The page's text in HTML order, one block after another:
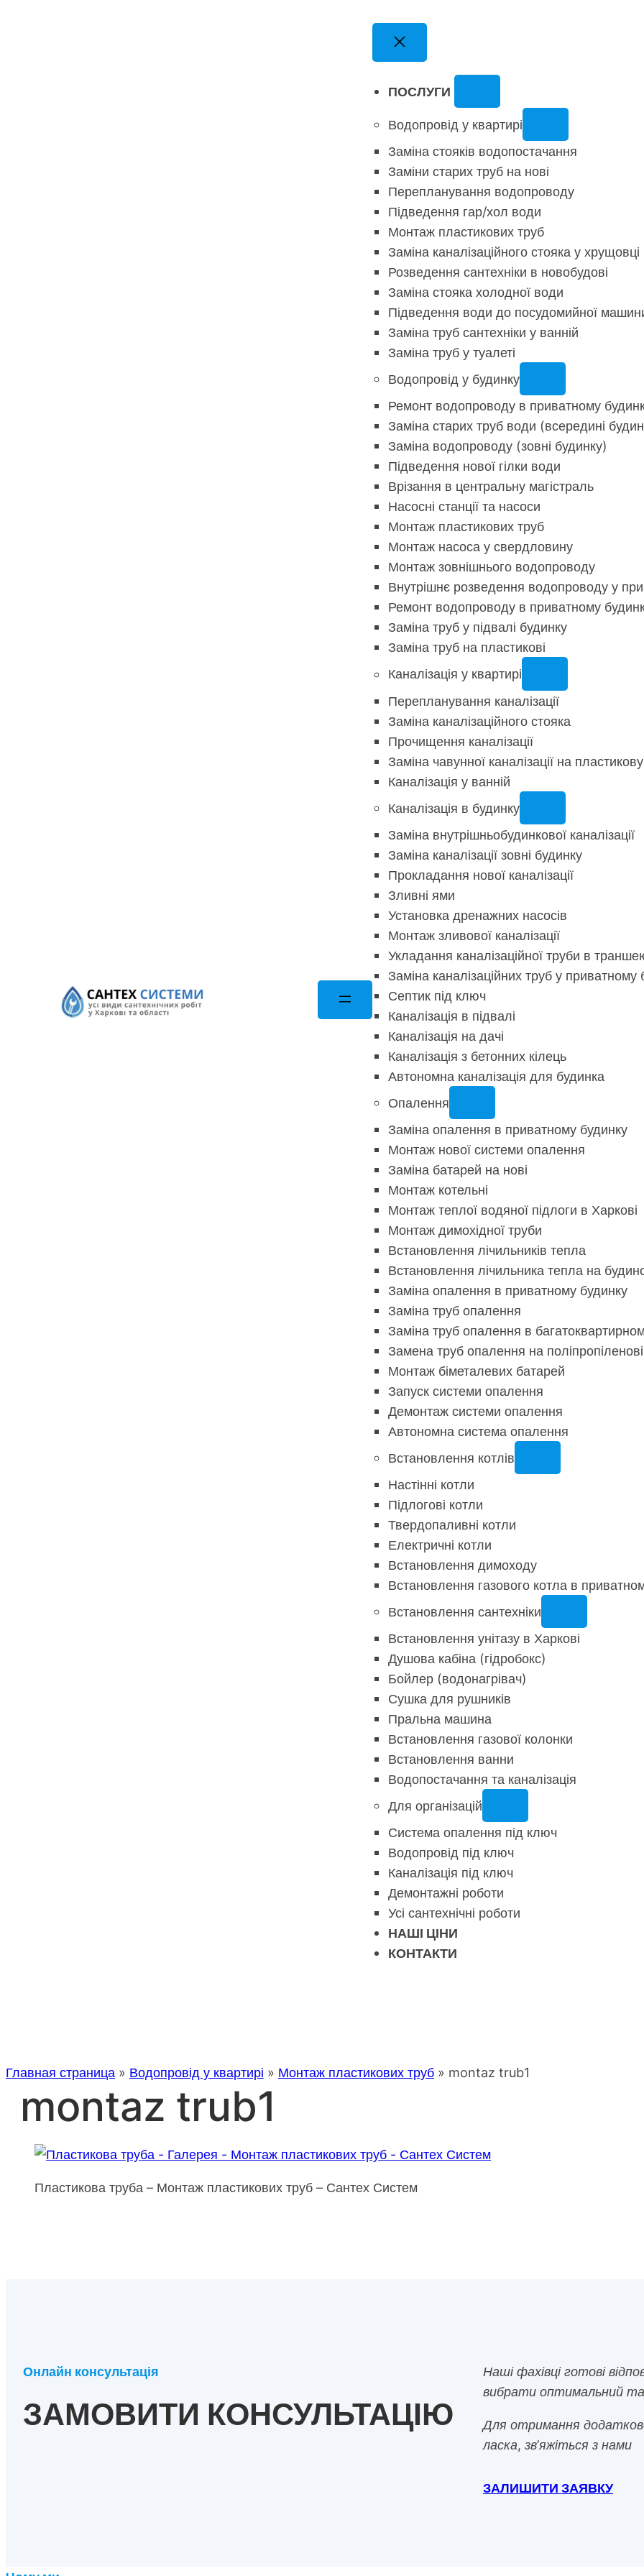
ПОСЛУГИ
Водопровід у квартирі
Заміна стояків водопостачання
Заміни старих труб на нові
Перепланування водопроводу
Підведення гар/хол води
Монтаж пластикових труб
Заміна каналізаційного стояка у хрущовці
Розведення сантехніки в новобудові
Заміна стояка холодної води
Підведення води до посудомийної
Заміна труб сантехніки у ванній
Заміна труб у туалеті
Водопровід у будинку
Ремонт водопроводу в приватному
Заміна старих труб води (всередині
Заміна водопроводу (зовні будинку)
Підведення нової гілки води
Врізання в центральну магістраль
Насосні станції та насоси
Монтаж пластикових труб
Монтаж насоса у свердловину
Монтаж зовнішнього водопроводу
Внутрішнє розведення водопроводу у
Ремонт водопроводу в приватному
Заміна труб у підвалі будинку
Заміна труб на пластикові
Каналізація у квартирі
Перепланування каналізації
Заміна каналізаційного стояка
Прочищення каналізації
Заміна чавунної каналізації на пластикову
Каналізація у ванній
Каналізація в будинку
Заміна внутрішньобудинкової каналізації
Заміна каналізації зовні будинку
Прокладання нової каналізації
Зливні ями
Установка дренажних насосів
Монтаж зливової каналізації
Укладання каналізаційної труби в
Заміна каналізаційних труб у приватному
Септик під ключ
Каналізація в підвалі
Каналізація на дачі
Каналізація з бетонних кілець
Автономна каналізація для будинка
Опалення
Заміна опалення в приватному будинку
Монтаж нової системи опалення
Заміна батарей на нові
Монтаж котельні
Монтаж теплої водяної підлоги в Харкові
Монтаж димохідної труби
Встановлення лічильників тепла
Встановлення лічильника тепла на
Заміна опалення в приватному будинку
Заміна труб опалення
Заміна труб опалення в
Замена труб опалення на поліпропіленові
Монтаж біметалевих батарей
Запуск системи опалення
Демонтаж системи опалення
Автономна система опалення
Встановлення котлів
Настінні котли
Підлогові котли
Твердопаливні котли
Електричні котли
Встановлення димоходу
Встановлення газового котла в
Встановлення сантехніки
Встановлення унітазу в Харкові
Душова кабіна (гідробокс)
Бойлер (водонагрівач)
Сушка для рушників
Пральна машина
Встановлення газової колонки
Встановлення ванни
Водопостачання та каналізація
Для організацій
Система опалення під ключ
Водопровід під ключ
Каналізація під ключ
Демонтажні роботи
Усі сантехнічні роботи
НАШІ ЦІНИ
КОНТАКТИ
Главная страница » Водопровід у квартирі » Монтаж пластикових труб » montaz trub1
montaz trub1
Пластикова труба – Монтаж пластикових труб – Сантех Систем
Онлайн консультація
ЗАМОВИТИ КОНСУЛЬТАЦІЮ
Наші фахівці готові
вибрати оптимальний
Для отримання
ласка, зв’яжіться з нами
ЗАЛИШИТИ ЗАЯВКУ